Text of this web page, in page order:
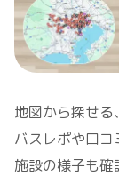
地図から探せる
バスレポや口
施設の様子も確